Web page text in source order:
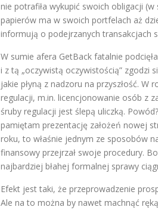
nie potrafiła wykupić swoich obligacji
papierów ma w swoich portfelach aż
informują o podejrzanych transakcjach
W sumie afera GetBack fatalnie
i z tą „oczywistą oczywistością” zgodzi
jakie płyną z nadzoru na przyszłość. W
regulacji, m.in. licencjonowanie osób z
śruby regulacji jest ślepą uliczką.
pamiętam prezentację założeń nowej
roku, to właśnie jednym ze sposobów
finansowy przejrzał swoje procedury.
najbardziej błahej formalnej sprawy
Efekt jest taki, że przeprowadzenie
Ale na to można by nawet machnąć